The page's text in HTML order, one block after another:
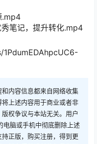
.mp4
秀笔记，提升转化.mp4
内容信息都来自网络收集
上述内容用于商业或者非
权争议与本站无关。用户
电脑或手机中彻底删除上述
正版，购买注册，得到更